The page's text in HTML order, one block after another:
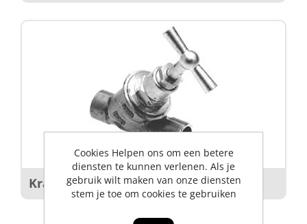
Kranen
Cookies Helpen ons om een betere
diensten te kunnen verlenen. Als je
gebruik wilt maken van onze diensten
stem je toe om cookies te gebruiken